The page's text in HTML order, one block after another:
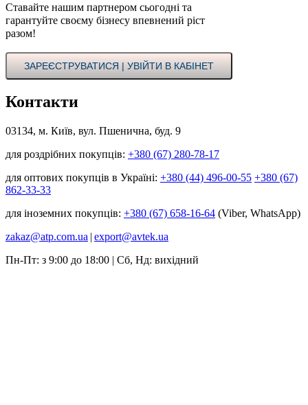
Ставайте нашим партнером сьогодні та
гарантуйте своєму бізнесу впевнений ріст
разом!
ЗАРЕЄСТРУВАТИСЯ | УВІЙТИ В КАБІНЕТ
Контакти
03134, м. Київ, вул. Пшенична, буд. 9
для роздрібних покупців: +380 (67) 280-78-17
для оптових покупців в Україні: +380 (44) 496-00-55 +380 (67)
862-33-33
для іноземних покупців: +380 (67) 658-16-64 (Viber, WhatsApp)
zakaz@atp.com.ua | export@avtek.ua
Пн-Пт: з 9:00 до 18:00 | Сб, Нд: вихідний